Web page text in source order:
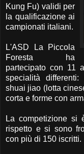
Kung Fu) validi per
la qualificazione ai
campionati italiani.
L'ASD La Piccola
Foresta ha
partecipato con 11
specialità differenti:
shuai jiao (lotta
corta e forme con
La competizione
rispetto e si sono
con più di 150 iscritti.